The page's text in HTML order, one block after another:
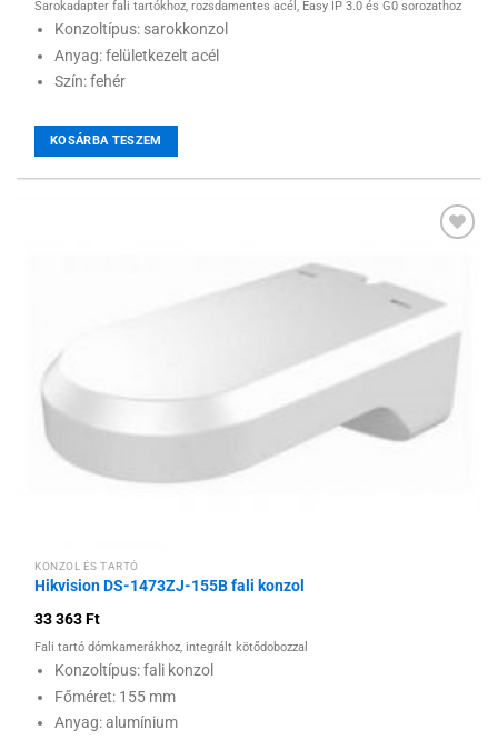
Sarokadapter fali tartókhoz, rozsdamentes acél, Easy IP 3.0 és G0 sorozathoz
Konzoltípus: sarokkonzol
Anyag: felületkezelt acél
Szín: fehér
KOSÁRBA TESZEM
Hozzáadás a
kívánságlistához
KONZOL ÉS TARTÓ
Hikvision DS-1473ZJ-155B fali konzol
33 363Ft
Fali tartó dómkamerákhoz, integrált kötődobozzal
Konzoltípus: fali konzol
Főméret: 155 mm
Anyag: alumínium